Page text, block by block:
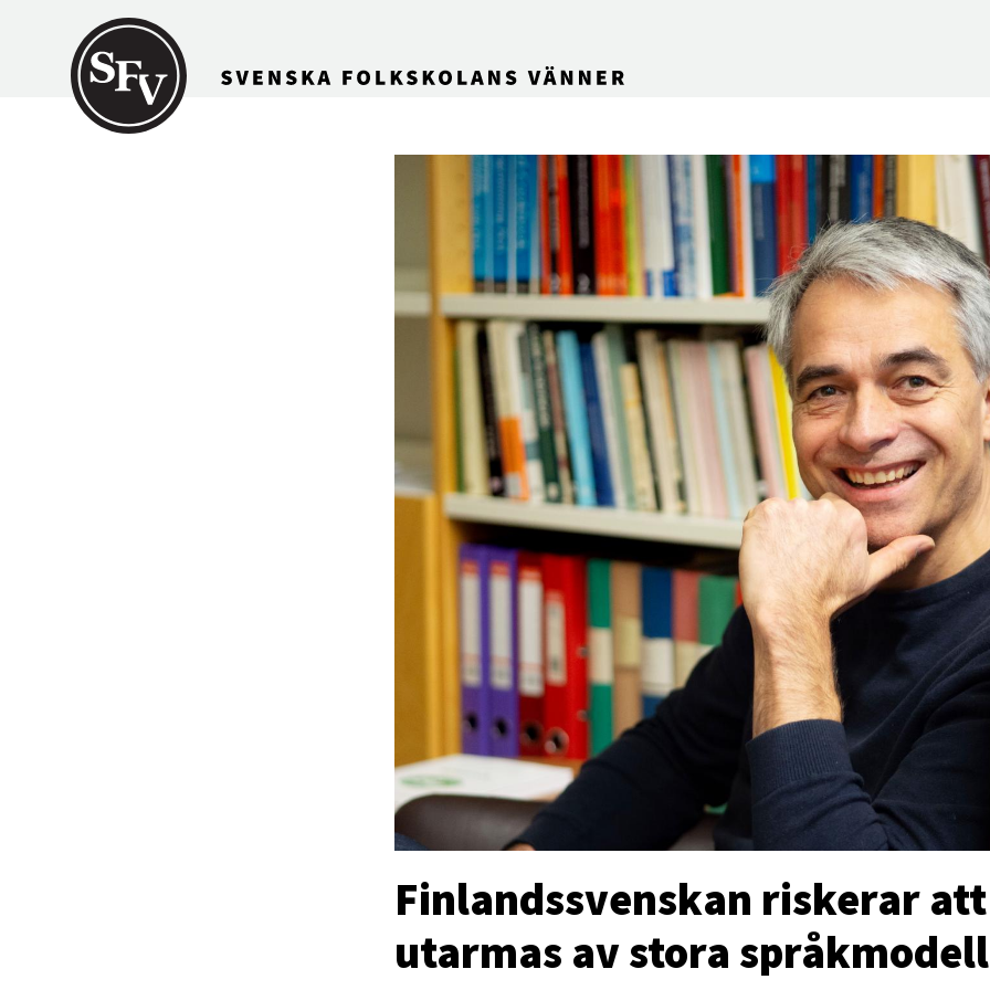
Gå till innehållet
Finlandssvenskan riskerar att
utarmas av stora